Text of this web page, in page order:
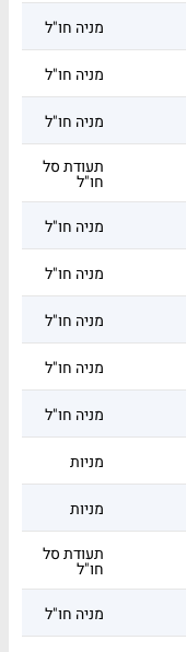
מניה חו"ל
מניה חו"ל
מניה חו"ל
תעודת סל
חו"ל
מניה חו"ל
מניה חו"ל
מניה חו"ל
מניה חו"ל
מניה חו"ל
מניות
מניות
תעודת סל
חו"ל
מניה חו"ל